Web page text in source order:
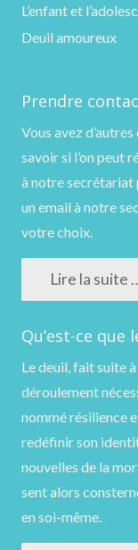
L’enfant et
Deuil amoureux
Prendre
Vous avez
savoir si l’on peut
à notre secrétariat
un email à notre
votre choix.
Lire la suite
Qu’est-ce que
Le deuil, fait suite
déroulement
nommé résilience
redéfinir son
nouvelles de la
sent alors
en soi-même.